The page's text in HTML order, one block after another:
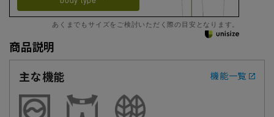
あくまでもサイズをご検討いただく際の目安となります。
商品説明
主な機能
機能一覧